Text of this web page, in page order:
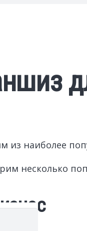
наиболее
несколько